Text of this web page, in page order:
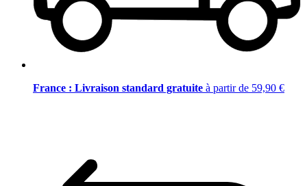
France : Livraison standard gratuite à partir de 59,90 €